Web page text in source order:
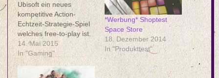
Ubisoft ein neues
kompetitive Action-
Echtzeit-Strategie-Spiel
welches free-to-play ist.
In AirMech Arena gibt es
fünf Spielmodis in denen
ihr in Echtzeit-Kämpfen
antreten könnt, egal ob
14. Mai 2015
In "Gaming"
*Werbung* Shoptest
Space Store
18. Dezember 2014
In "Produkttest"